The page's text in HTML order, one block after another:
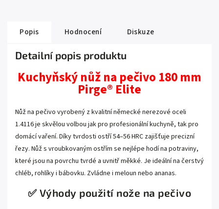
Popis Hodnocení Diskuze
Detailní popis produktu
Kuchyňský nůž na pečivo 180 mm
Pirge® Elite
Nůž na pečivo vyrobený z kvalitní německé nerezové oceli
1.4116 je skvělou volbou jak pro profesionální kuchyně, tak pro
domácí vaření. Díky tvrdosti ostří 54–56 HRC zajišťuje precizní
řezy. Nůž s vroubkovaným ostřím se nejlépe hodí na potraviny,
které jsou na povrchu tvrdé a uvnitř měkké. Je ideální na čerstvý
chléb, rohlíky i bábovku. Zvládne i meloun nebo ananas.
✅ Výhody použití nože na pečivo